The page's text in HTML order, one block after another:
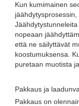
Kun kumimainen
nopeaan
että ne säilyttävät
koostumuksensa.
puretaan muotista
Pakkaus ja
Pakkaus on